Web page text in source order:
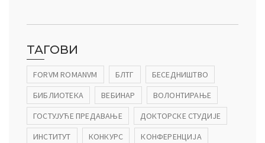
ТАГОВИ
FORVM ROMANVM БЛТГ
БЕСЕДНИШТВО
БИБЛИОТЕКА
ВЕБИНАР
ВОЛОНТИРАЊЕ
ГОСТУЈУЋЕ ПРЕДАВАЊЕ
ДОКТОРСКЕ СТУДИЈЕ
ИНСТИТУТ
КОНКУРС
КОНФЕРЕНЦИЈА